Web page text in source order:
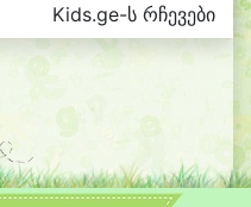
Kids.ge-ს რჩევები